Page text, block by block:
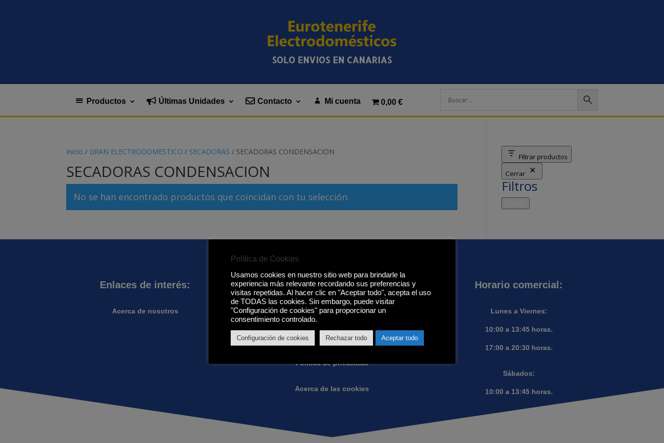
SOLO ENVIOS EN CANARIAS
Productos Últimas Unidades Contacto Mi cuenta 0,00 €
Inicio / GRAN ELECTRODOMESTICO / SECADORAS / SECADORAS CONDENSACION
SECADORAS CONDENSACION
No se han encontrado productos que coincidan con tu selección.
Filtrar productos
Cerrar
Filtros
Enlaces de interés:
Acerca de nosotros
Condiciones de Eurotenerife:
Condiciones generales
Garantias
Política de privacidad
Acerca de las cookies
Horario comercial:
Lunes a Viernes:
10:00 a 13:45 horas.
17:00 a 20:30 horas.
Sábados:
10:00 a 13:45 horas.
Política de Cookies
Usamos cookies en nuestro sitio web para brindarle la
experiencia más relevante recordando sus preferencias y
visitas repetidas. Al hacer clic en "Aceptar todo", acepta el uso
de TODAS las cookies. Sin embargo, puede visitar
"Configuración de cookies" para proporcionar un
consentimiento controlado.
Configuración de cookies Rechazar todo Aceptar todo